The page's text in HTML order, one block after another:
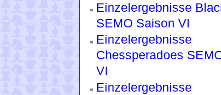
Einzelergebnisse
SEMO Saison VI
Einzelergebnisse
Chessperadoes
VI
Einzelergebnisse